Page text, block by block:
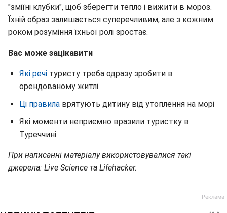
"зміїні клубки", щоб зберегти тепло і вижити в мороз.
Їхній образ залишається суперечливим, але з кожним
роком розуміння їхньої ролі зростає.
Вас може зацікавити
Які речі туристу треба одразу зробити в
орендованому житлі
Ці правила врятують дитину від утоплення на морі
Які моменти неприємно вразили туристку в
Туреччині
При написанні матеріалу використовувалися такі
джерела: Live Science та Lifehacker.